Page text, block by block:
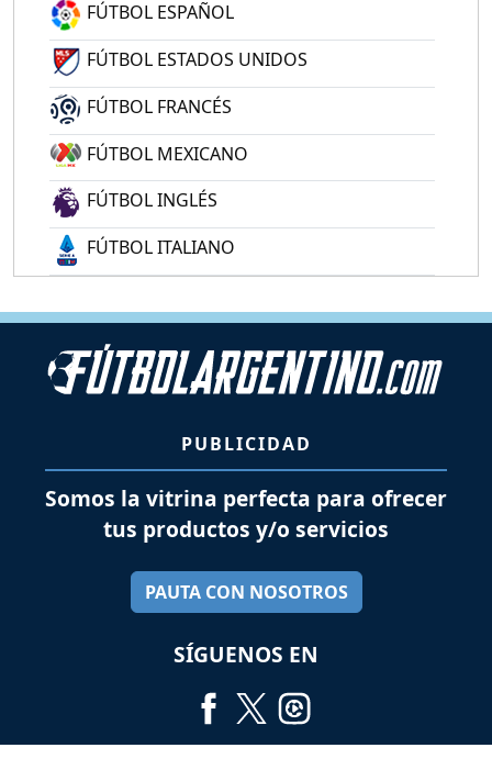
FÚTBOL ESPAÑOL
FÚTBOL ESTADOS UNIDOS
FÚTBOL FRANCÉS
FÚTBOL MEXICANO
FÚTBOL INGLÉS
FÚTBOL ITALIANO
PUBLICIDAD
Somos la vitrina perfecta para ofrecer
tus productos y/o servicios
PAUTA CON NOSOTROS
SÍGUENOS EN